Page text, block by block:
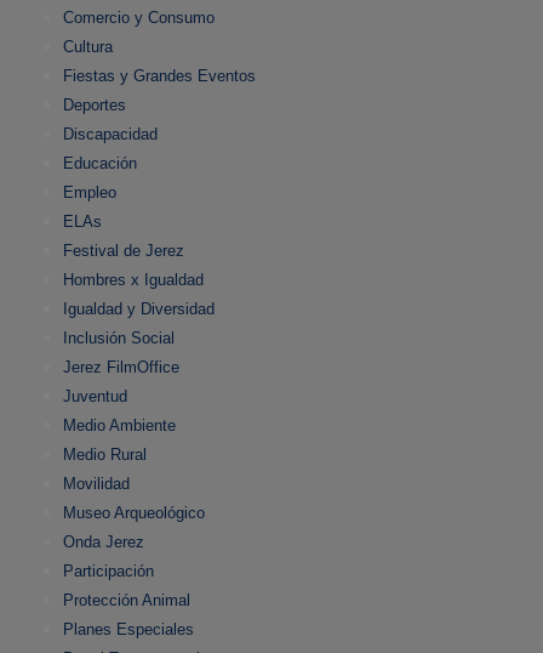
Comercio y Consumo
Cultura
Fiestas y Grandes Eventos
Deportes
Discapacidad
Educación
Empleo
ELAs
Festival de Jerez
Hombres x Igualdad
Igualdad y Diversidad
Inclusión Social
Jerez FilmOffice
Juventud
Medio Ambiente
Medio Rural
Movilidad
Museo Arqueológico
Onda Jerez
Participación
Protección Animal
Planes Especiales